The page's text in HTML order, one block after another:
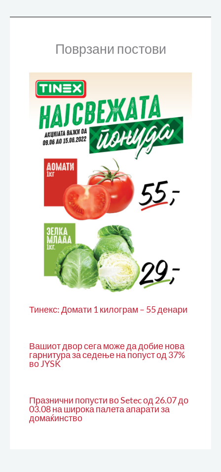
Поврзани постови
Тинекс: Домати 1 килограм – 55 денари
Вашиот двор сега може да добие нова
гарнитура за седење на попуст од 37%
во JYSK
Празнични попусти во Setec од 26.07 до
03.08 на широка палета апарати за
домаќинство